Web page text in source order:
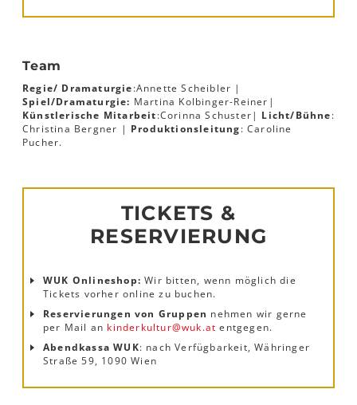
Team
Regie/ Dramaturgie:Annette Scheibler |
Spiel/Dramaturgie: Martina Kolbinger-Reiner|
Künstlerische Mitarbeit:Corinna Schuster | Licht/Bühne:
Christina Bergner | Produktionsleitung: Caroline
Pucher.
TICKETS &
RESERVIERUNG
WUK Onlineshop:Wir bitten, wenn möglich die
Tickets vorher online zu buchen.
Reservierungen von Gruppen nehmen wir gerne
per Mail an kinderkultur@wuk.at entgegen.
Abendkassa WUK: nach Verfügbarkeit, Währinger
Straße 59, 1090 Wien